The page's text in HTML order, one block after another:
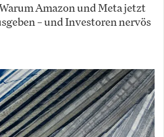
Amazon und Meta jetzt
– und Investoren nervös